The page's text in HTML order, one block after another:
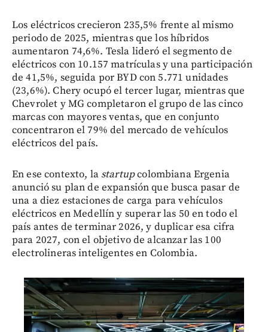
Los eléctricos crecieron 235,5% frente al mismo
periodo de 2025, mientras que los híbridos
aumentaron 74,6%. Tesla lideró el segmento de
eléctricos con 10.157 matrículas y una participación
de 41,5%, seguida por BYD con 5.771 unidades
(23,6%). Chery ocupó el tercer lugar, mientras que
Chevrolet y MG completaron el grupo de las cinco
marcas con mayores ventas, que en conjunto
concentraron el 79% del mercado de vehículos
eléctricos del país.
En ese contexto, la startupcolombiana Ergenia
anunció su plan de expansión que busca pasar de
una a diez estaciones de carga para vehículos
eléctricos en Medellín y superar las 50 en todo el
país antes de terminar 2026, y duplicar esa cifra
para 2027, con el objetivo de alcanzar las 100
electrolineras inteligentes en Colombia.